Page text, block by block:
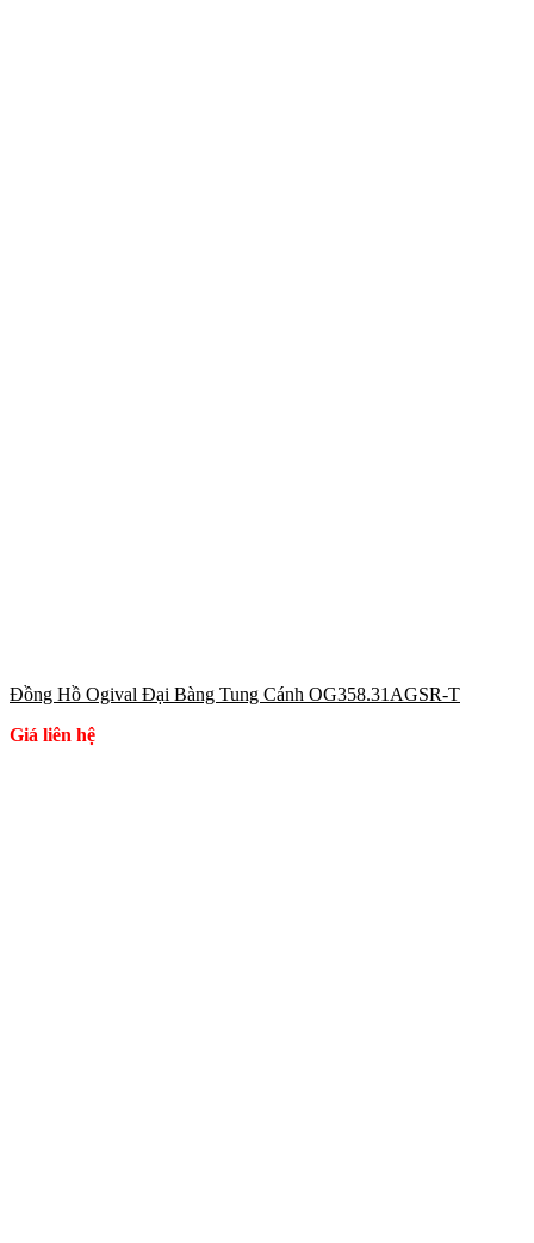
Đồng Hồ Ogival Đại Bàng Tung Cánh OG358.31AGSR-T
Giá liên hệ